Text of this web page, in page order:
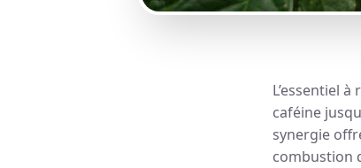
L’essentiel à
caféine
synergie
combustion